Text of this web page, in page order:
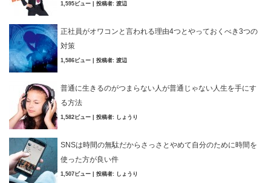
1,595ビュー 投稿者: 渡辺
正社員がオワコンと言われる理由4つとやっておくべき3つの
対策
1,586ビュー 投稿者: 渡辺
普通に生きるのがつまらない人が普通じゃない人生を手にす
る方法
1,582ビュー 投稿者: しょうり
SNSは時間の無駄だからさっさとやめて自分のために時間を
使った方が良い件
1,507ビュー 投稿者: しょうり